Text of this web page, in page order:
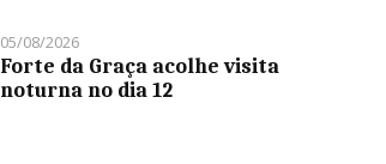
05/08/2026
Forte da Graça acolhe visita
noturna no dia 12